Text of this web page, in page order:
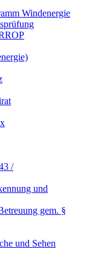
Windenergie
/
und
gem. §
und Sehen